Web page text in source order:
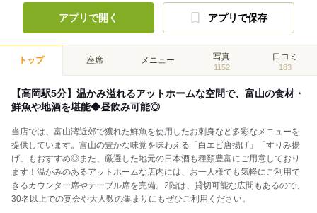
アプリで開く アプリで保存
トップ 座席 メニュー 写真
1152
口コミ
183
【高岡駅5分】温かみ溢れるアットホームな空間で、富山の食材・
鮮魚や地酒を堪能◆昼飲み可能◎
当店では、富山湾近郊で獲れた鮮魚を使用したお刺身など多彩なメニューを
提供しています。富山の豊かな味覚を味わえる「白エビ唐揚げ」「すりみ揚
げ」もおすすめ◎また、厳選した地元の日本酒も種類豊富にご用意しており
ます！温かみのあるアットホームな店内には、お一人様でも気軽にご利用で
きるカウンター席やテーブル席を完備。2階は、貸切可能な広間もあるので、
30名以上での宴会や大人数の集まりにもぜひご利用ください。